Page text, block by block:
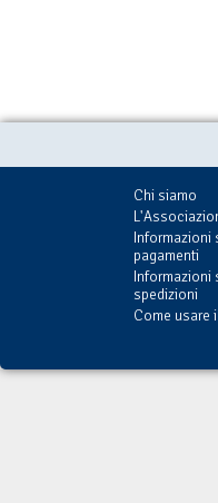
Chi siamo
Informazioni
pagamenti
Informazioni
spedizioni
Come usare